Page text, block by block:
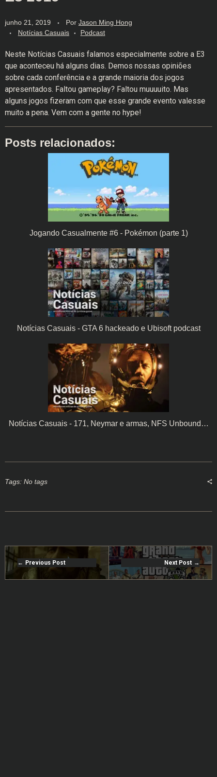
junho 21, 2019 Por Jason Ming Hong
Notícias Casuais
Podcast
Neste Notícias Casuais falamos especialmente sobre a E3
que aconteceu há alguns dias. Demos nossas opiniões
sobre cada conferência e a grande maioria dos jogos
apresentados. Faltou gameplay? Faltou muuuuito. Mas
alguns jogos fizeram com que esse grande evento valesse
muito a pena. Vem com a gente no hype!
Posts relacionados:
Jogando Casualmente #6 - Pokémon (parte 1)
Notícias Casuais - GTA 6 hackeado e Ubisoft podcast
Notícias Casuais - 171, Neymar e armas, NFS Unbound…
Tags: No tags
Previous Post Next Post